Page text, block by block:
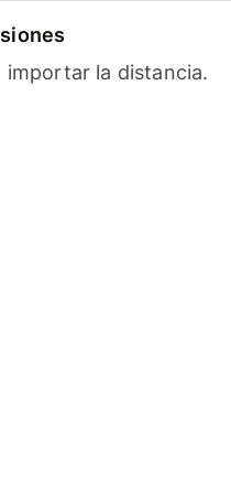
importar la distancia.